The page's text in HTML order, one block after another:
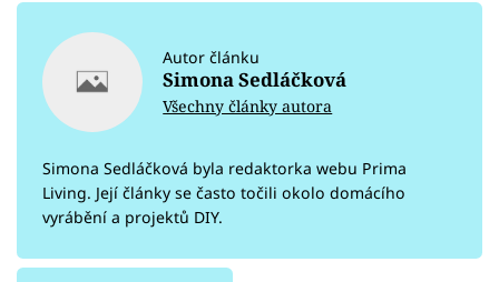
Autor článku
Simona Sedláčková
Všechny články autora
Simona Sedláčková byla redaktorka webu Prima
Living. Její články se často točili okolo domácího
vyrábění a projektů DIY.